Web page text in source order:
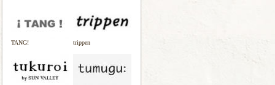
TANG! trippen